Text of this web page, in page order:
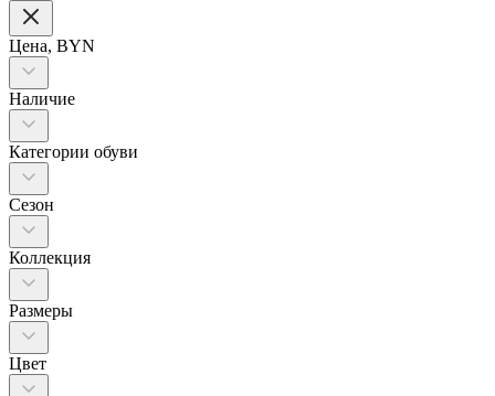
Цена, BYN
Наличие
Категории обуви
Сезон
Коллекция
Размеры
Цвет